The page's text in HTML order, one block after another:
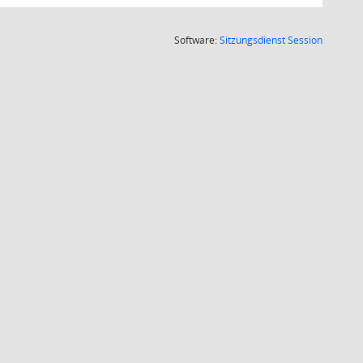
Software:SitzungsdienstSession(Wird in